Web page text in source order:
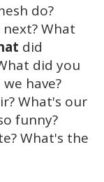
do?
What
did
did you
have?
What's our
funny?
What's the